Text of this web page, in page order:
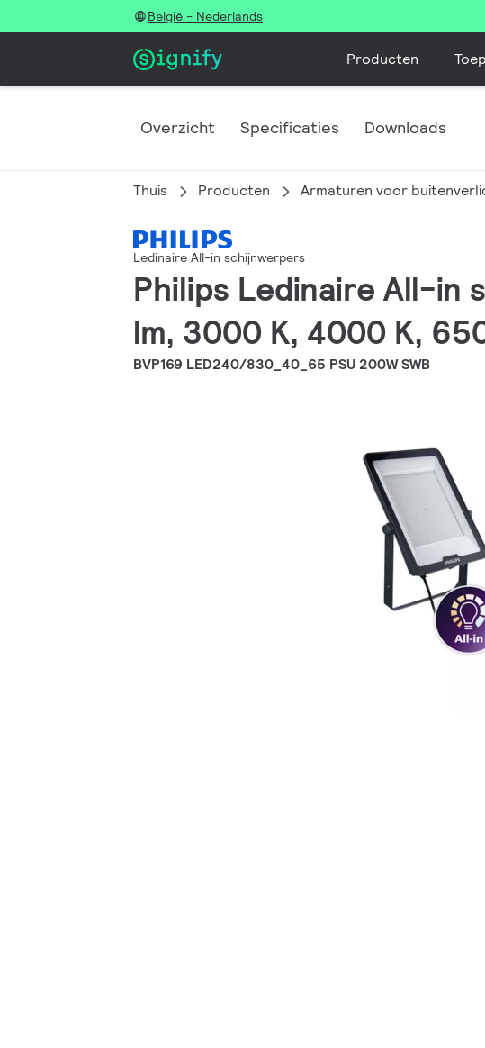
België - Nederlands
Producten
Overzicht Specificaties Downloads
Thuis Producten Armaturen voor
Ledinaire All-in schijnwerpers
Philips Ledinaire All-in
lm, 3000 K, 4000 K,
BVP169 LED240/830_40_65 PSU 200W SWB